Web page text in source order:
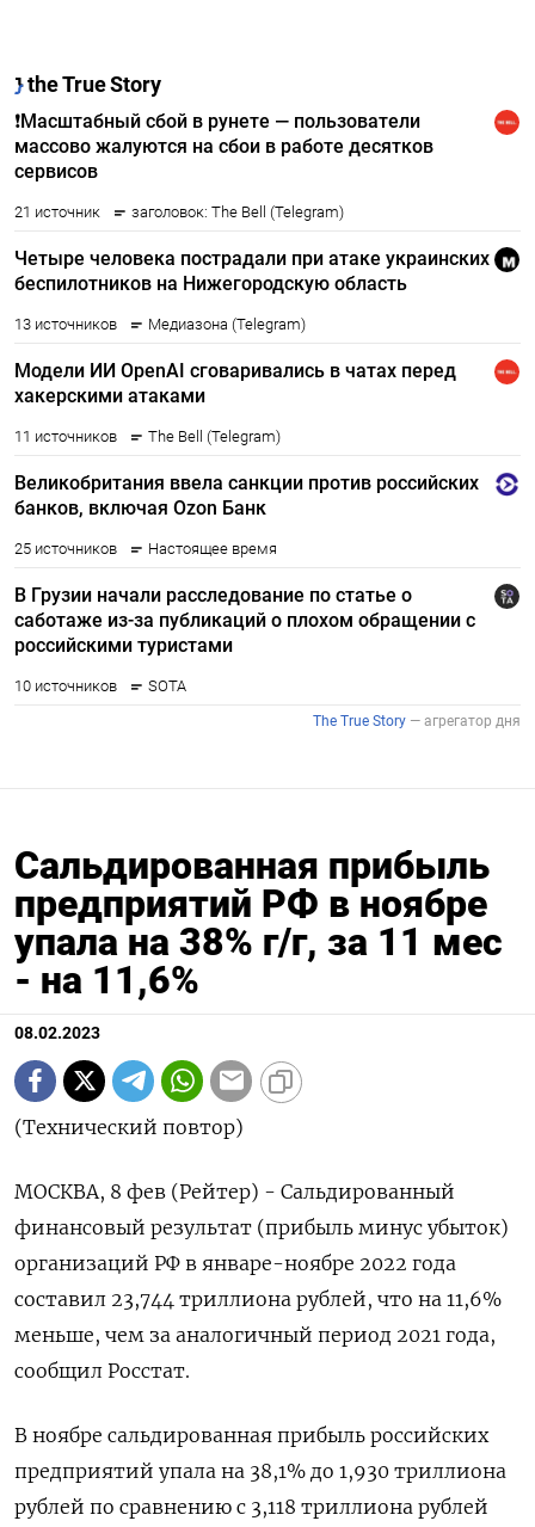
Сальдированная прибыль
предприятий РФ в ноябре
упала на 38% г/г, за 11 мес
- на 11,6%
08.02.2023
(Технический повтор)
МОСКВА, 8 фев (Рейтер) - Сальдированный
финансовый результат (прибыль минус убыток)
организаций РФ в январе-ноябре 2022 года
составил 23,744 триллиона рублей, что на 11,6%
меньше, чем за аналогичный период 2021 года,
сообщил Росстат.
В ноябре сальдированная прибыль российских
предприятий упала на 38,1% до 1,930 триллиона
рублей по сравнению с 3,118 триллиона рублей